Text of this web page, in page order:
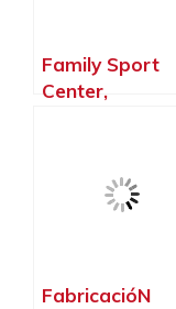
Family Sport
Center,
FabricacióN